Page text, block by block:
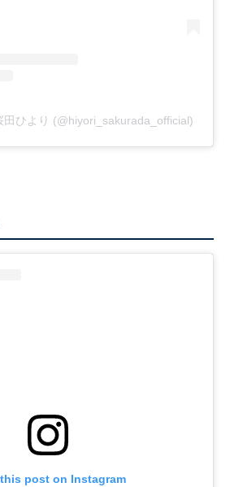
ひより (@hiyori_sakurada_official)
post on Instagram